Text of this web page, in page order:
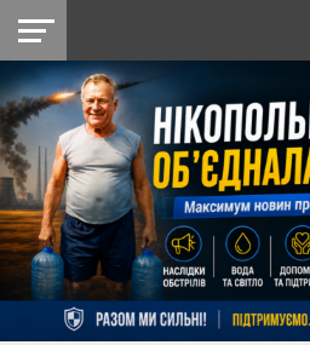
НІКОПОЛЬ
РАЙОН
СІЧЕСЛАВСЬКА
УКРАЇНА
РЕТРО
НІКОПОЛЬ
ЛАЙТ
УКРАЇНА
ДОПОМОГА
РАДІО